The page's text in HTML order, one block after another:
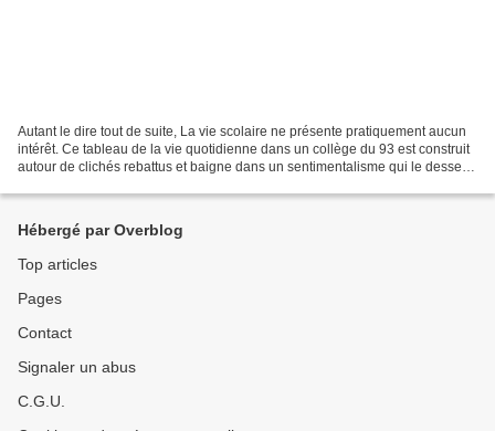
Autant le dire tout de suite, La vie scolaire ne présente pratiquement aucun
intérêt. Ce tableau de la vie quotidienne dans un collège du 93 est construit
autour de clichés rebattus et baigne dans un sentimentalisme qui le dessert
Hébergé par Overblog
Top articles
Pages
Contact
Signaler un abus
C.G.U.